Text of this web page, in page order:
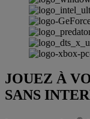
JOUEZ À
SANS